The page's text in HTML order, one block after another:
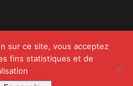
Légales – RGPD –
Gestion des cookies –
sur ce site, vous acceptez
fins statistiques et de